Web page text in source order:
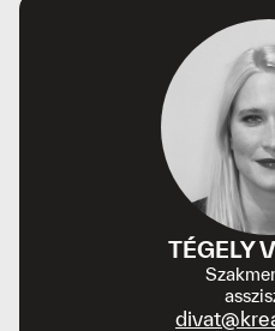
TÉGELY